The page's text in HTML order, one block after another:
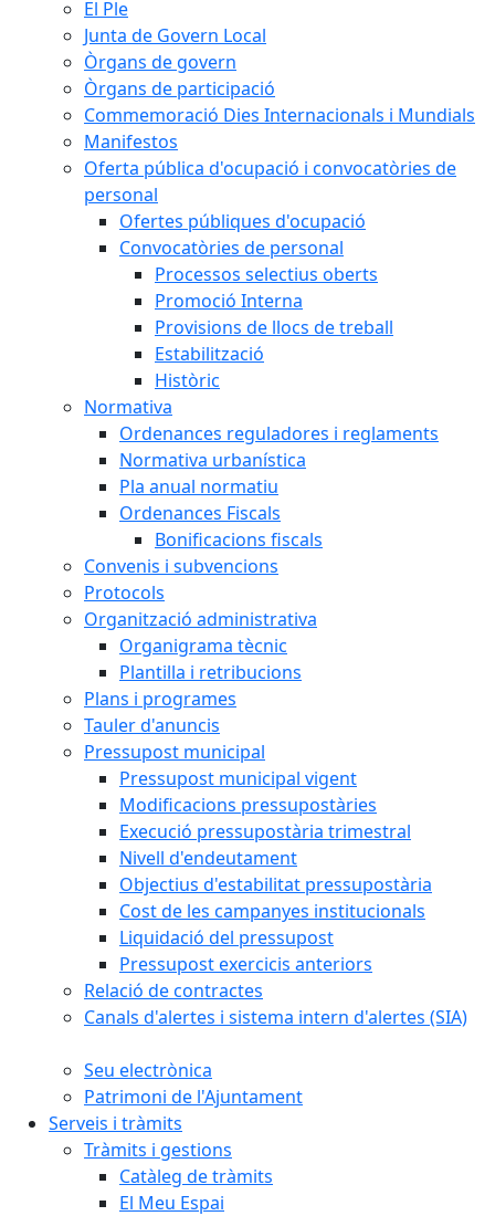
El Ple
Junta de Govern Local
Òrgans de govern
Òrgans de participació
Commemoració Dies Internacionals i Mundials
Manifestos
Oferta pública d'ocupació i convocatòries de
personal
Ofertes públiques d'ocupació
Convocatòries de personal
Processos selectius oberts
Promoció Interna
Provisions de llocs de treball
Estabilització
Històric
Normativa
Ordenances reguladores i reglaments
Normativa urbanística
Pla anual normatiu
Ordenances Fiscals
Bonificacions fiscals
Convenis i subvencions
Protocols
Organització administrativa
Organigrama tècnic
Plantilla i retribucions
Plans i programes
Tauler d'anuncis
Pressupost municipal
Pressupost municipal vigent
Modificacions pressupostàries
Execució pressupostària trimestral
Nivell d'endeutament
Objectius d'estabilitat pressupostària
Cost de les campanyes institucionals
Liquidació del pressupost
Pressupost exercicis anteriors
Relació de contractes
Canals d'alertes i sistema intern d'alertes (SIA)
Seu electrònica
Patrimoni de l'Ajuntament
Serveis i tràmits
Tràmits i gestions
Catàleg de tràmits
El Meu Espai